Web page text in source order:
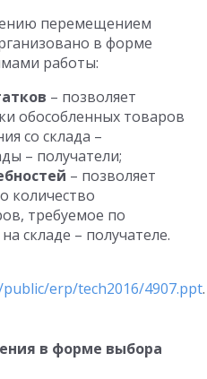
перемещением
в форме
работы:
– позволяет
обособленных товаров
со склада –
– получатели;
– позволяет
количество
требуемое по
складе – получателе.
erp/tech2016/4907.ppt.
в форме выбора